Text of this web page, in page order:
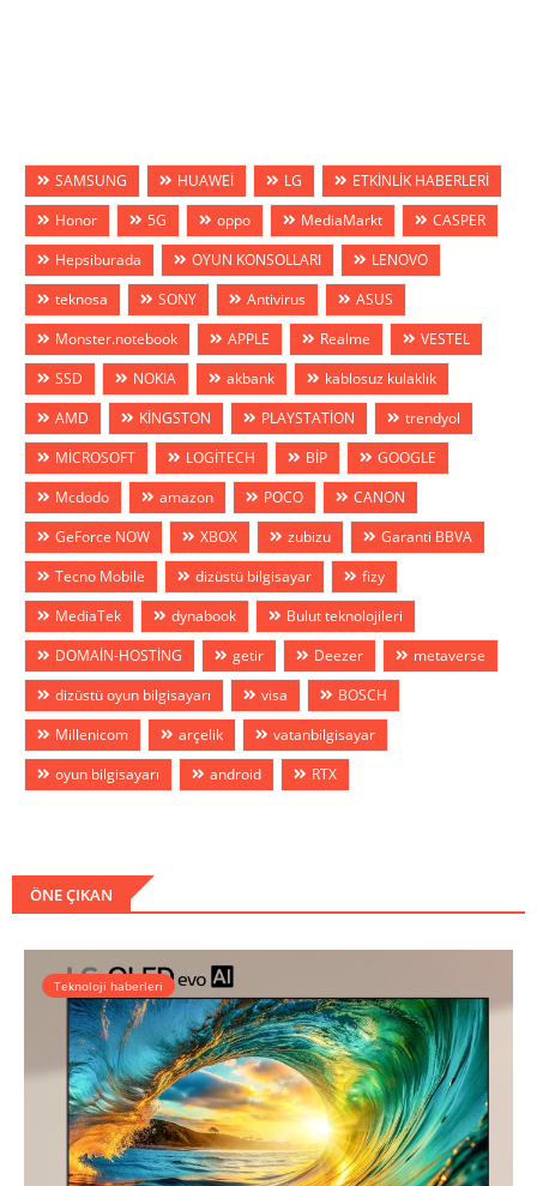
SAMSUNG HUAWEİ LG
ETKİNLİK HABERLERİ
Honor
5G oppo MediaMarkt
CASPER
Hepsiburada
OYUN KONSOLLARI
LENOVO
teknosa
SONY Antivirus
ASUS
Monster.notebook
APPLE Realme
VESTEL
SSD
NOKIA akbank
kablosuz kulaklık
AMD
KİNGSTON PLAYSTATİON
trendyol
MİCROSOFT
LOGİTECH BİP
GOOGLE
Mcdodo
amazon POCO
CANON
GeForce NOW
XBOX zubizu
Garanti BBVA
Tecno Mobile
dizüstü bilgisayar
fizy
MediaTek
dynabook
Bulut teknolojileri
DOMAİN-HOSTİNG
getir Deezer
metaverse
dizüstü oyun bilgisayarı
visa
BOSCH
Millenicom
arçelik
vatanbilgisayar
oyun bilgisayarı
android RTX
ÖNE ÇIKAN
Teknoloji haberleri